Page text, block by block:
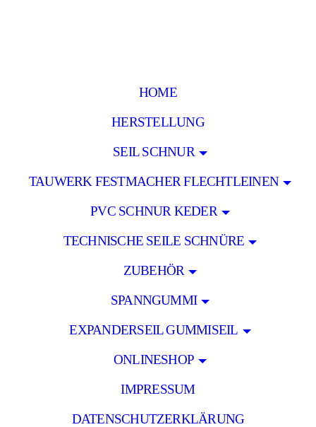
HOME
HERSTELLUNG
SEIL SCHNUR
TAUWERK FESTMACHER FLECHTLEINEN
PVC SCHNUR KEDER
TECHNISCHE SEILE SCHNÜRE
ZUBEHÖR
SPANNGUMMI
EXPANDERSEIL GUMMISEIL
ONLINESHOP
IMPRESSUM
DATENSCHUTZERKLÄRUNG